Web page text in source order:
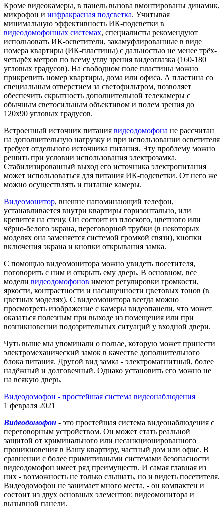
Кроме видеокамеры, в панель вызова вмонтированы динамик,
микрофон и инфракрасная подсветка. Учитывая
минимальную эффективность ИК-подсветки в
видеодомофонных системах, специалисты рекомендуют
использовать ИК-осветители, закамуфлированные в виде
номера квартиры (ИК-пластины) с дальностью не менее трёх-
четырёх метров по всему углу зрения видеоглазка (160-180
угловых градусов). На свободном поле пластины можно
прикрепить номер квартиры, дома или офиса. А пластина со
специальным отверстием за светофильтром, позволяет
обеспечить скрытность дополнительной телекамеры с
обычным светосильным объективом и полем зрения до
120х90 угловых градусов.
Встроенный источник питания видеодомофона не рассчитан
на дополнительную нагрузку и при использовании осветителя
требует отдельного источника питания. Эту проблему можно
решить при условии использования электрозамка.
Стабилизированный выход его источника электропитания
может использоваться для питания ИК-подсветки. От него же
можно осуществлять и питание камеры.
Видеомонитор, внешне напоминающий телефон,
устанавливается внутри квартиры горизонтально, или
крепится на стену. Он состоит из плоского, цветного или
чёрно-белого экрана, переговорной трубки (в некоторых
моделях она заменяется системой громкой связи), кнопки
включения экрана и кнопки открывания замка.
С помощью видеомонитора можно увидеть посетителя,
поговорить с ним и открыть ему дверь. В основном, все
модели видеодомофонов имеют регулировки громкости,
яркости, контрастности и насыщенности цветовых тонов (в
цветных моделях). С видеомонитора всегда можно
просмотреть изображение с камеры видеопанели, что может
оказаться полезным при выходе из помещения или при
возникновении подозрительных ситуаций у входной двери.
Чуть выше мы упоминали о пользе, которую может принести
электромеханический замок в качестве дополнительного
блока питания. Другой вид замка - электромагнитный, более
надёжный и долговечный. Однако установить его можно не
на всякую дверь.
Видеодомофон - простейшая система видеонаблюдения
1 февраля 2021
Видеодомофон - это простейшая система видеонаблюдения с
переговорным устройством. Он может стать реальной
защитой от криминального или несанкционированного
проникновения в Вашу квартиру, частный дом или офис. В
сравнении с более примитивными системами безопасности
видеодомофон имеет ряд преимуществ. И самая главная из
них - возможность не только слышать, но и видеть посетителя.
Видеодомофон не занимает много места, - он компактен и
состоит из двух основных элементов: видеомонитора и
вызывной панели.